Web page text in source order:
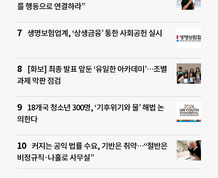
를 행동으로 연결하라”
생명보험업계, ‘상생금융’ 통한 사회공헌 실시
[화보] 최종 발표 앞둔 ‘유일한 아카데미’…조별
과제 막판 점검
18개국 청소년 300명, ‘기후위기와 물’ 해법 논
의한다
커지는 공익 법률 수요, 기반은 취약…“절반은
비정규직·나홀로 사무실”